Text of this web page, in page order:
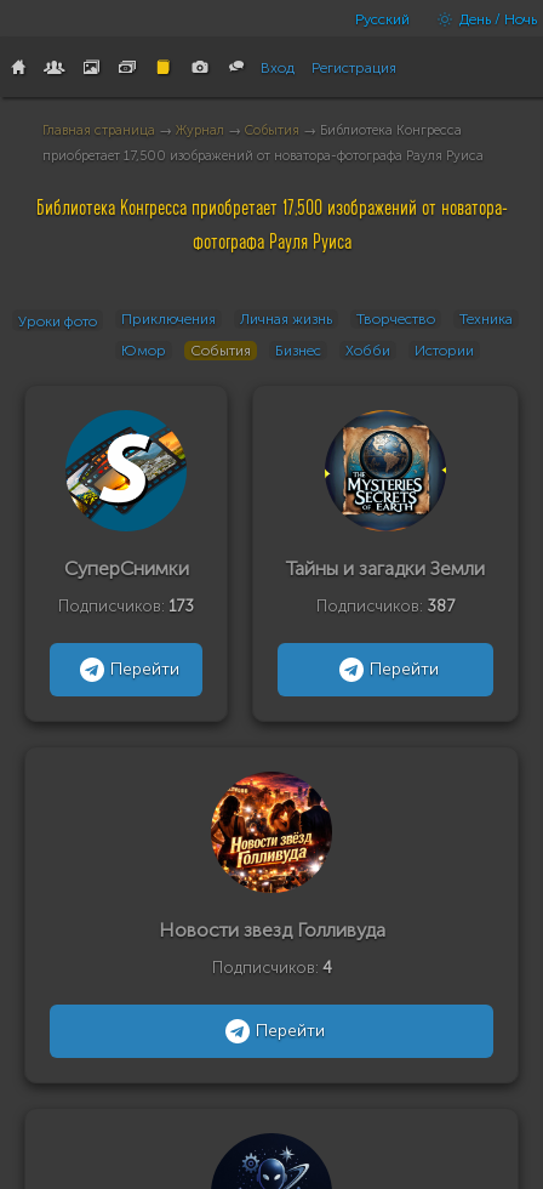
Русский День / Ночь
Вход Регистрация
Главная страница → Журнал → События → Библиотека Конгресса
приобретает 17,500 изображений от новатора-фотографа Рауля Руиса
Библиотека Конгресса приобретает 17,500 изображений от новатора-
фотографа Рауля Руиса
Уроки фото Приключения Личная жизнь Творчество
Техника
Юмор
События Бизнес Хобби Истории
СуперСнимки
Подписчиков: 173
Перейти
Тайны и загадки Земли
Подписчиков: 387
Перейти
Новости звезд Голливуда
Подписчиков: 4
Перейти